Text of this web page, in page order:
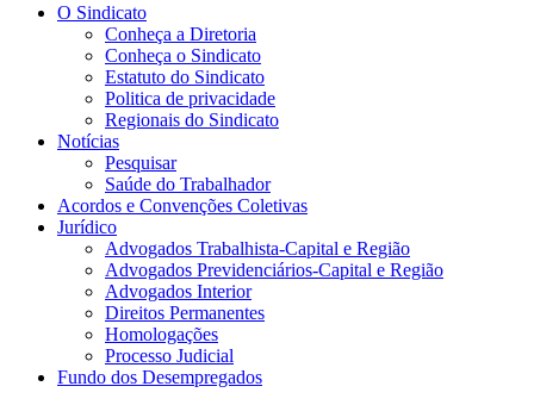
O Sindicato
Conheça a Diretoria
Conheça o Sindicato
Estatuto do Sindicato
Politica de privacidade
Regionais do Sindicato
Notícias
Pesquisar
Saúde do Trabalhador
Acordos e Convenções Coletivas
Jurídico
Advogados Trabalhista-Capital e Região
Advogados Previdenciários-Capital e Região
Advogados Interior
Direitos Permanentes
Homologações
Processo Judicial
Fundo dos Desempregados